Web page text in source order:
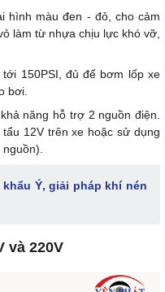
hình màu đen - đỏ, cho cảm
làm từ nhựa chịu lực khó vỡ,
150PSI, đủ để bơm lốp xe
bơi.
năng hỗ trợ 2 nguồn điện.
12V trên xe hoặc sử dụng
Ý, giải pháp khí nén
và 220V